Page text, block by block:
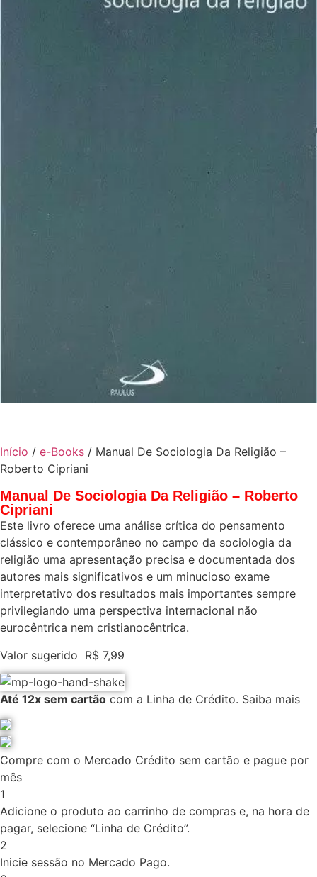
Início / e-Books / Manual De Sociologia Da Religião –
Roberto Cipriani
Manual De Sociologia Da Religião – Roberto
Cipriani
Este livro oferece uma análise crítica do pensamento
clássico e contemporâneo no campo da sociologia da
religião uma apresentação precisa e documentada dos
autores mais significativos e um minucioso exame
interpretativo dos resultados mais importantes sempre
privilegiando uma perspectiva internacional não
eurocêntrica nem cristianocêntrica.
Valor sugerido R$ 7,99
Até 12x sem cartão com a Linha de Crédito. Saiba mais
Compre com o Mercado Crédito sem cartão e pague por
mês
1
Adicione o produto ao carrinho de compras e, na hora de
pagar, selecione “Linha de Crédito”.
2
Inicie sessão no Mercado Pago.